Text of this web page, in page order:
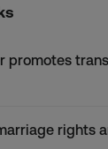
promotes
rights